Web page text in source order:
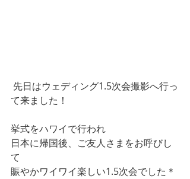
て来ました！
挙式をハワイで行われ
日本に帰国後、ご友人さまをお呼びし
て
賑やかワイワイ楽しい1.5次会でした＊